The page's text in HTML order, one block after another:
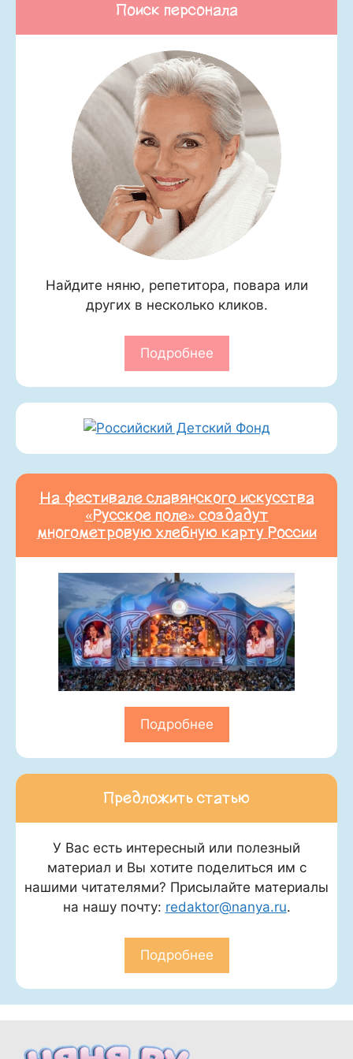
Поиск персонала
Найдите няню, репетитора, повара или
других в несколько кликов.
Подробнее
На фестивале славянского искусства
«Русское поле» создадут
многометровую хлебную карту России
Подробнее
Предложить статью
У Вас есть интересный или полезный
материал и Вы хотите поделиться им с
нашими читателями? Присылайте материалы
на нашу почту: redaktor@nanya.ru.
Подробнее